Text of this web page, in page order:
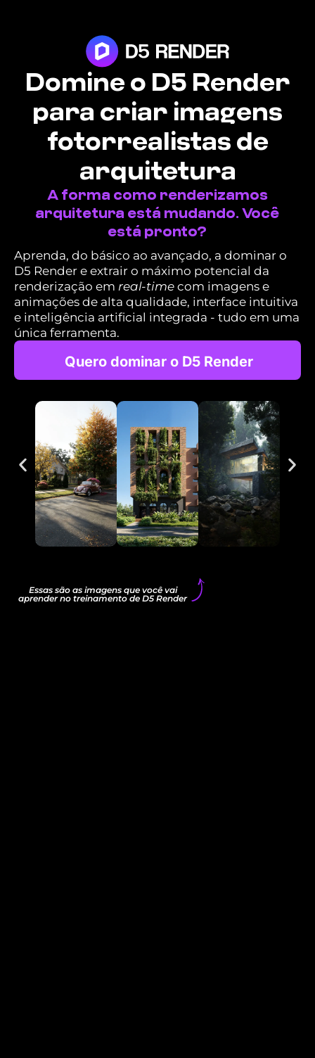
Domine o D5 Render
para criar imagens
fotorrealistas de
arquitetura
A forma como renderizamos
arquitetura está mudando. Você
está pronto?
Aprenda, do básico ao avançado, a dominar o
D5 Render e extrair o máximo potencial da
renderização em real-time com imagens e
animações de alta qualidade, interface intuitiva
e inteligência artificial integrada - tudo em uma
única ferramenta.
Quero dominar o D5 Render
Essas são as imagens que você vai
aprender no treinamento de D5 Render